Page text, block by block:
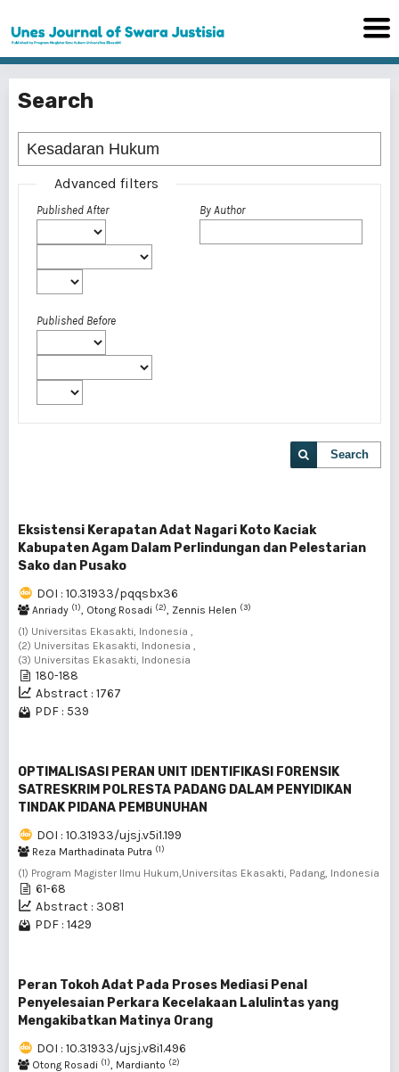
Search
Advanced filters
Published After
Published Before
By Author
Search
Eksistensi Kerapatan Adat Nagari Koto Kaciak
Kabupaten Agam Dalam Perlindungan dan Pelestarian
Sako dan Pusako
DOI : 10.31933/pqqsbx36
Anriady (1), Otong Rosadi (2), Zennis Helen (3)
(1) Universitas Ekasakti, Indonesia ,
(2) Universitas Ekasakti, Indonesia ,
(3) Universitas Ekasakti, Indonesia
180-188
Abstract : 1767
PDF : 539
OPTIMALISASI PERAN UNIT IDENTIFIKASI FORENSIK
SATRESKRIM POLRESTA PADANG DALAM PENYIDIKAN
TINDAK PIDANA PEMBUNUHAN
DOI : 10.31933/ujsj.v5i1.199
Reza Marthadinata Putra (1)
(1) Program Magister Ilmu Hukum,Universitas Ekasakti, Padang, Indonesia
61-68
Abstract : 3081
PDF : 1429
Peran Tokoh Adat Pada Proses Mediasi Penal
Penyelesaian Perkara Kecelakaan Lalulintas yang
Mengakibatkan Matinya Orang
DOI : 10.31933/ujsj.v8i1.496
Otong Rosadi (1), Mardianto (2)